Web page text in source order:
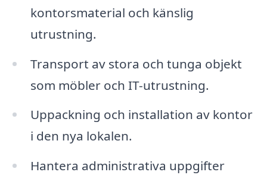
kontorsmaterial och känslig
utrustning.
Transport av stora och tunga objekt
som möbler och IT-utrustning.
Uppackning och installation av kontor
i den nya lokalen.
Hantera administrativa uppgifter